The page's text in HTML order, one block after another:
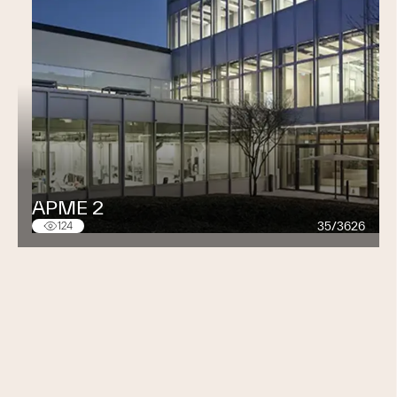
créativité, ce qui en fait l'un des noms les plus respectés
dans le monde de l'horlogerie de luxe.
Aujourd'hui, les montres Audemars Piguet continuent de
séduire les passionnés d'horlogerie du monde entier
par leur combinaison unique de tradition, d'innovation
et d'esthétique raffinée. Chaque montre incarne
l'héritage exceptionnel de la marque et représente un
symbole de prestige et de réussite.
APME 2
124 35/3626